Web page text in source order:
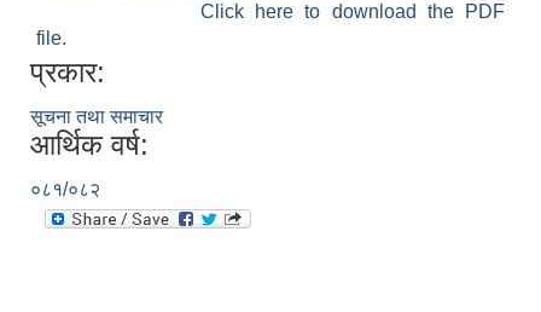
Click here to download the PDF
file.
प्रकार:
सूचना तथा समाचार
आर्थिक वर्ष:
०८१/०८२